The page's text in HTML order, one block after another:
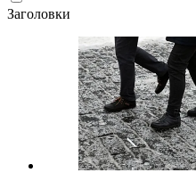
Заголовки